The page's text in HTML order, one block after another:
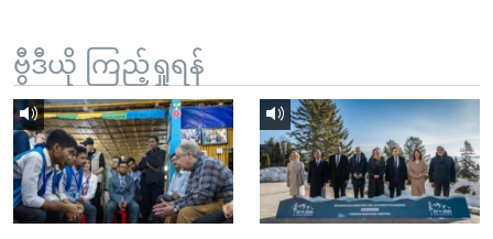
ရန်
ရှာဖွေ
ရန်
နေရာ
သို့
ကျော်
ရန်
ဘာသာစကားများ
ဗွီဒီယို ကြည့်ရှုရန်